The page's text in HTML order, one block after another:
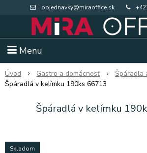
objednavky@miraoffice.sk
Menu
Úvod Gastro a domácnosť
Špáradla
Špáradlá v kelímku 190ks 66713
Špáradlá v kelímku
Skladom